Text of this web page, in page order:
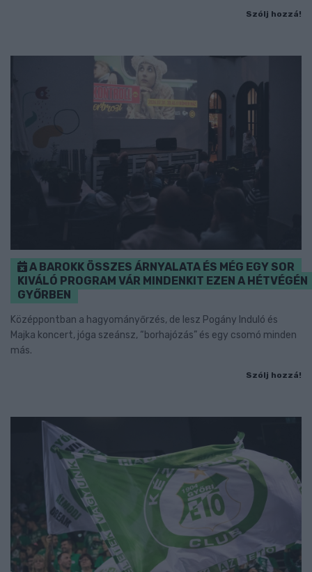
Szólj hozzá!
A BAROKK ÖSSZES ÁRNYALATA ÉS MÉG EGY SOR
KIVÁLÓ PROGRAM VÁR MINDENKIT EZEN A HÉTVÉGÉN
GYŐRBEN
Középpontban a hagyományőrzés, de lesz Pogány Induló és
Majka koncert, jóga szeánsz, “borhajózás” és egy csomó minden
más.
Szólj hozzá!